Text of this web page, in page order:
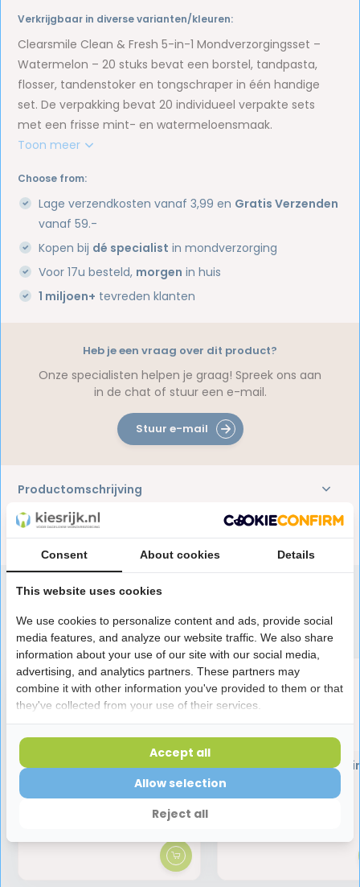
Verkrijgbaar in diverse varianten/kleuren:
Clearsmile Clean & Fresh 5-in-1 Mondverzorgingsset –
Watermelon – 20 stuks bevat een borstel, tandpasta,
flosser, tandenstoker en tongschraper in één handige
set. De verpakking bevat 20 individueel verpakte sets
met een frisse mint- en watermeloensmaak.
Toon meer
Choose from:
Lage verzendkosten vanaf 3,99 en Gratis Verzenden
vanaf 59.-
Kopen bij dé specialist in mondverzorging
Voor 17u besteld, morgen in huis
1 miljoen+ tevreden klanten
Productomschrijving
Reviews
Heb je een vraag over dit product?
Onze specialisten helpen je graag! Spreek ons aan
in de chat of stuur een e-mail.
Stuur e-mail
Speciaal aanbevolen voor jou
Clearsmile Fresh Breath
Strips Strawberry 4 pack
Clearsmile Oil
Mouthwater
Consent About cookies Details
This website uses cookies
We use cookies to personalize content and ads, provide social
media features, and analyze our website traffic. We also share
information about your use of our site with our social media,
advertising, and analytics partners. These partners may
combine it with other information you've provided to them or that
they've collected from your use of their services.
Reject all
Allow selection
Accept all